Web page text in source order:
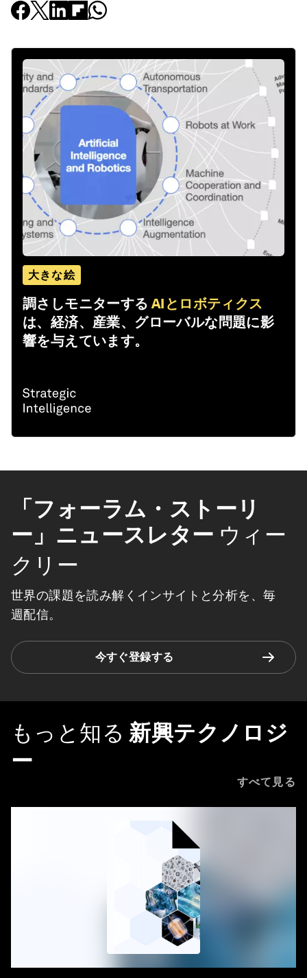
大きな絵
調さしモニターする AIとロボティクス
は、経済、産業、グローバルな問題に影
響を与えています。
「フォーラム・ストーリ
ー」ニュースレター ウィー
クリー
世界の課題を読み解くインサイトと分析を、毎
週配信。
今すぐ登録する
もっと知る 新興テクノロジ
ー
すべて見る